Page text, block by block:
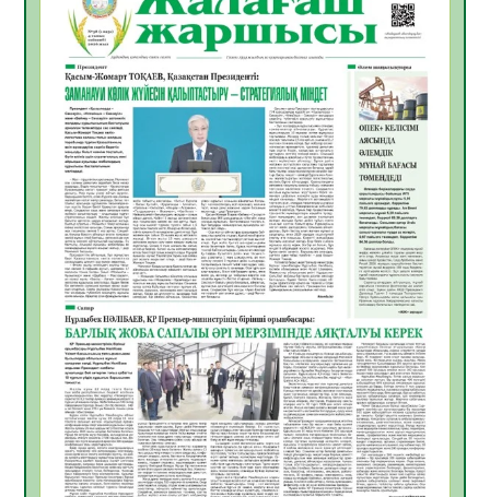
ҚЫЗЫЛОРДАДА «САНАЛЫ ҰРПАҚ –
ЖАРҚЫН БОЛАШАҚ» АТТЫ КЕҢЕЙТІЛГЕН
МӘЖІЛІС ӨТТІ
05.08.2026
32
Қазақстан Орталық Азиядағы көшуге ең
қолайлы ел атанды
05.08.2026
33
Өрт қауіпсіздігі талаптарын сақтау – әр
азаматтың міндеті
05.08.2026
33
Руслан Рүстемұлы облыс әкімінің
кеңесшісі болып тағайындалды
05.08.2026
30
Цифрландыру саласын дамыту аясында
салынатын жаңа орталықтың жобасы
талқыланды
05.08.2026
30